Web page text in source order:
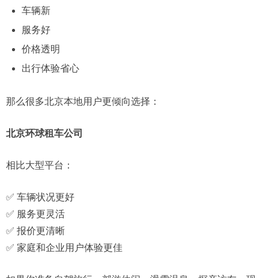
车辆新
服务好
价格透明
出行体验省心
那么很多北京本地用户更倾向选择：
北京环球租车公司
相比大型平台：
✅ 车辆状况更好
✅ 服务更灵活
✅ 报价更清晰
✅ 家庭和企业用户体验更佳